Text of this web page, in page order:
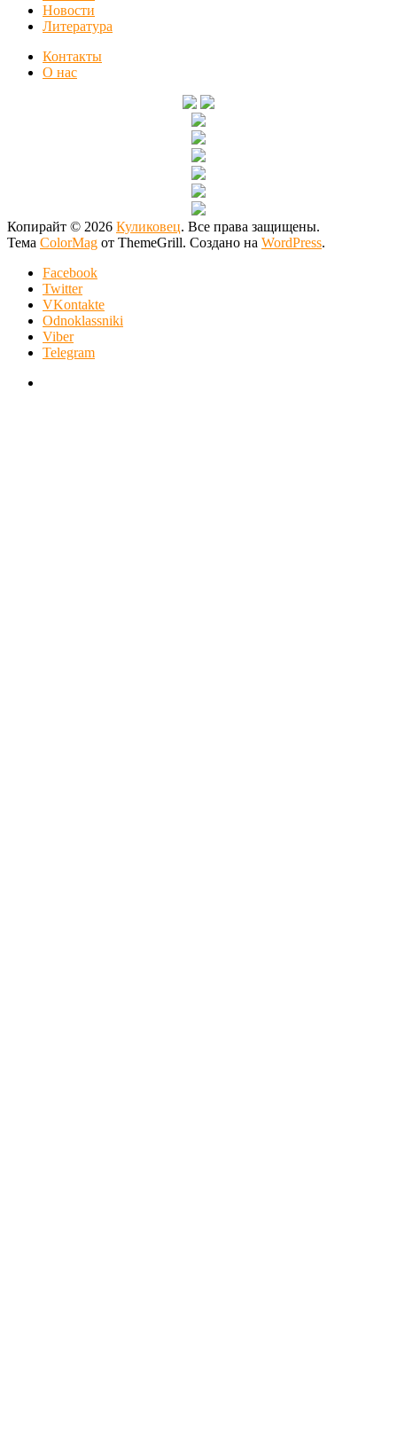
Новости
Литература
Контакты
О нас
Копирайт © 2026 Куликовец. Все права защищены.
Тема ColorMag от ThemeGrill. Создано на WordPress.
Facebook
Twitter
VKontakte
Odnoklassniki
Viber
Telegram